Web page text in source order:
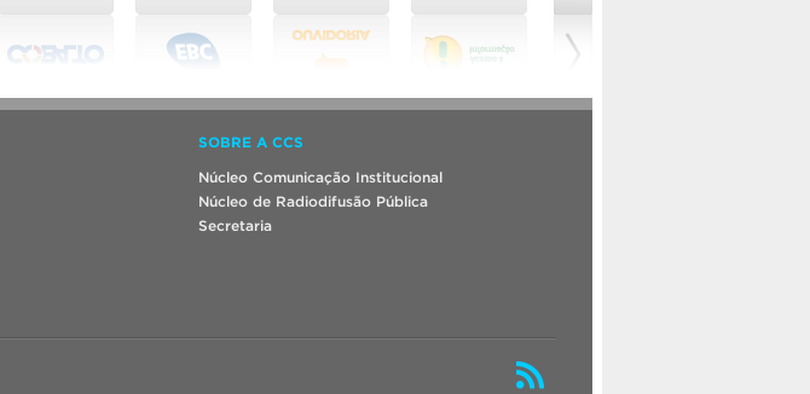
SOBRE A CCS
Núcleo Comunicação Institucional
Núcleo de Radiodifusão Pública
Secretaria